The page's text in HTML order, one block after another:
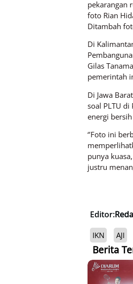
pekarangan
foto Rian
Ditambah
Di
Gilas
pemerintah
Di Jawa
soal PLTU
energi
‘’Foto ini
punya
justru
Editor:
IKN AJI
Berita